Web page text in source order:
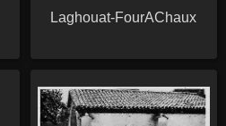
Laghouat-FourAChaux